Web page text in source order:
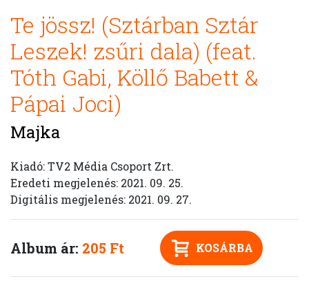
Te jössz! (Sztárban Sztár
Leszek! zsűri dala) (feat.
Tóth Gabi, Köllő Babett &
Pápai Joci)
Majka
Kiadó: TV2 Média Csoport Zrt.
Eredeti megjelenés: 2021. 09. 25.
Digitális megjelenés: 2021. 09. 27.
Album ár: 205 Ft KOSÁRBA